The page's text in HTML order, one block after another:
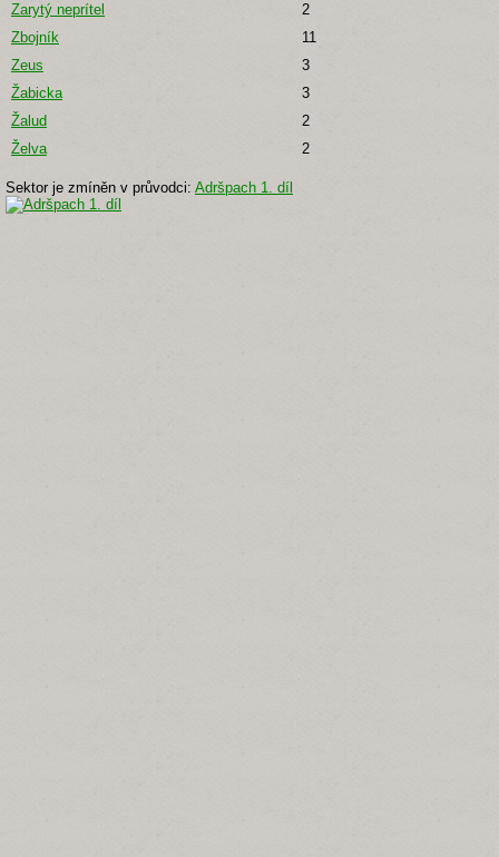
Zarytý neprítel
2
Zbojník
11
Zeus
3
Žabicka
3
Žalud
2
Želva
2
Sektor je zmíněn v průvodci: Adršpach 1. díl